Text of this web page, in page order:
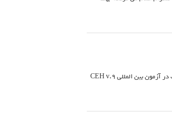
مدرس مورد تایید EC Council و دارای مدرک بین المللی CEI بررسی و حل بیش از 100 نمونه سوال امتحانی کوپن تخفیف شرکت در آزمون بین المللی CEH v.9